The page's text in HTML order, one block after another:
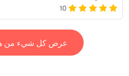
10
عرض كل شيء من